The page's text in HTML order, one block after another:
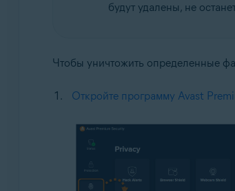
будут удалены, не
Чтобы уничтожить определенные
Откройте программу Avast